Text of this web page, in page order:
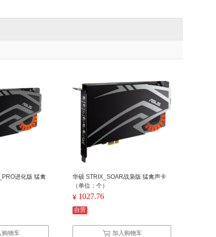
进化版 猛禽
购物车
华硕 STRIX_SOAR战枭版 猛禽声卡
（单位：个）
¥ 1027.76
自营
加入购物车